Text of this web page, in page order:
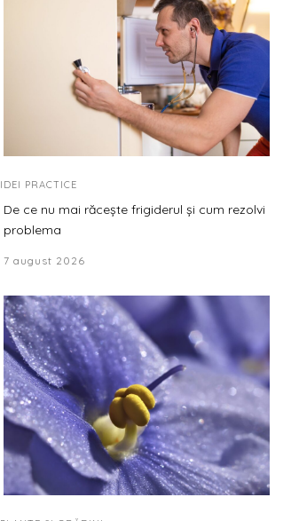
IDEI PRACTICE
De ce nu mai răcește frigiderul și cum rezolvi
problema
7 august 2026